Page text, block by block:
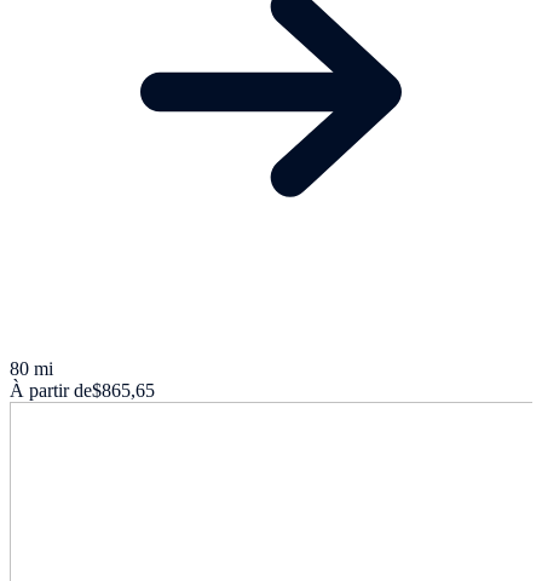
80 mi
À partir de$865,65